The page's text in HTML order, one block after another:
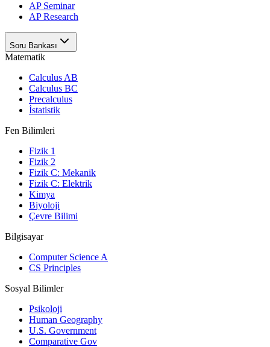
AP Seminar
AP Research
Soru Bankası
Matematik
Calculus AB
Calculus BC
Precalculus
İstatistik
Fen Bilimleri
Fizik 1
Fizik 2
Fizik C: Mekanik
Fizik C: Elektrik
Kimya
Biyoloji
Çevre Bilimi
Bilgisayar
Computer Science A
CS Principles
Sosyal Bilimler
Psikoloji
Human Geography
U.S. Government
Comparative Gov